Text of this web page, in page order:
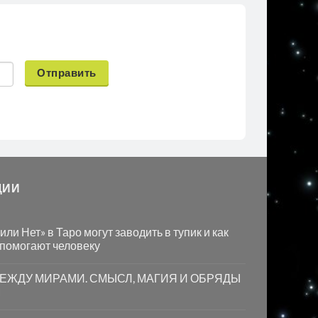
Отправить
Нет» в Таро могут заводить в тупик и как
человеку
МИРАМИ. СМЫСЛ, МАГИЯ И ОБРЯДЫ